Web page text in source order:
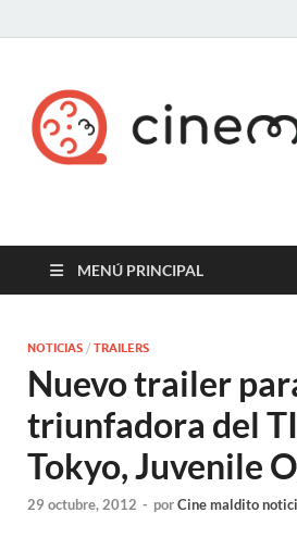
Cine maldito
MENÚ PRINCIPAL
NOTICIAS / TRAILERS
Nuevo trailer
triunfadora del
Tokyo, Juvenile
29 octubre, 2012 - porCine maldito